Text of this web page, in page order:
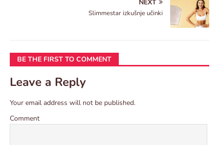
NEXT
Slimmestar izkušnje učinki
BE THE FIRST TO COMMENT
Leave a Reply
Your email address will not be published.
Comment